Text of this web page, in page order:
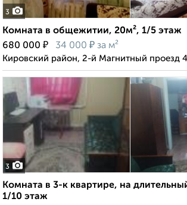
3
Комната в общежитии, 20м², 1/5 этаж
680 000 ₽ 34 000 ₽ за м²
Кировский район, 2-й Магнитный проезд 4
3
Комната в 3-к квартире, на
1/10 этаж